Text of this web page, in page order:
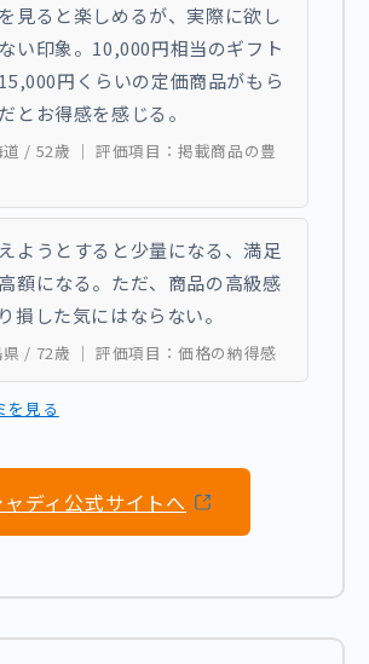
見ると楽しめるが、実際に欲し
い印象。10,000円相当のギフト
円くらいの定価商品がもら
とお得感を感じる。
/ 52歳 ｜ 評価項目：掲載商品の豊
ようとすると少量になる、満足
額になる。ただ、商品の高級感
損した気にはならない。
/ 72歳 ｜ 評価項目：価格の納得感
を見る
ャディ公式サイトへ